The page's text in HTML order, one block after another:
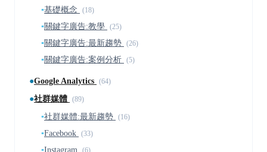
▪基礎概念 (18)
▪關鍵字廣告:教學 (25)
▪關鍵字廣告:最新趨勢 (26)
▪關鍵字廣告:案例分析 (5)
●Google Analytics (64)
●社群媒體 (89)
▪社群媒體:最新趨勢 (16)
▪Facebook (33)
▪Instagram (6)